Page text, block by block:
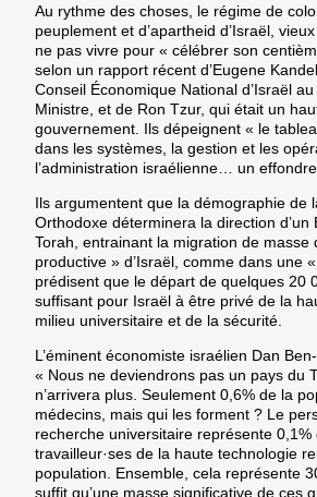
Au rythme des choses, le régime de
peuplement et d’apartheid d’Israël,
ne pas vivre pour « célébrer son
selon un rapport récent d’Eugene
Conseil Économique National d’Israël
Ministre, et de Ron Tzur, qui était un
gouvernement. Ils dépeignent « le
dans les systèmes , la gestion et les
l’administration israélienne… un
Ils argumentent que la démographie de
Orthodoxe déterminera la direction d’un
Torah, entrainant la migration de masse
productive » d’Israël, comme dans une
prédisent que le départ de quelques 20
suffisant pour Israël à être privé de la
milieu universitaire et de la sécurité
L’éminent économiste israélien Dan
« Nous ne deviendrons pas un pays du
n’arrivera plus. Seulement 0,6% de la
médecins, mais qui les forment ? Le
recherche universitaire représente
travailleur·ses de la haute technologie
population. Ensemble, cela représente
suffit qu’une masse significative de ces